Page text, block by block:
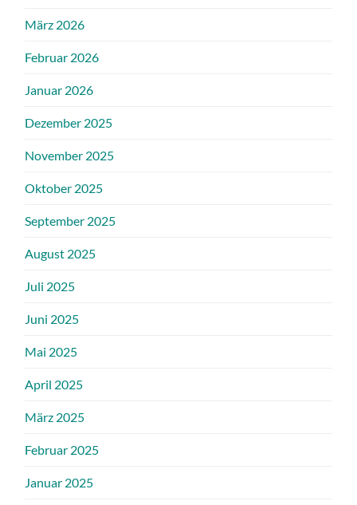
März 2026
Februar 2026
Januar 2026
Dezember 2025
November 2025
Oktober 2025
September 2025
August 2025
Juli 2025
Juni 2025
Mai 2025
April 2025
März 2025
Februar 2025
Januar 2025